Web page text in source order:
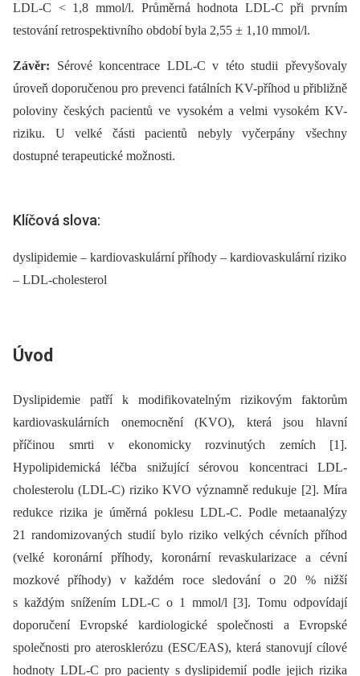
LDL-C < 1,8 mmol/l. Průměrná hodnota LDL-C při prvním
testování retrospektivního období byla 2,55 ± 1,10 mmol/l.
Závěr: Sérové koncentrace LDL-C v této studii převyšovaly
úroveň doporučenou pro prevenci fatálních KV-příhod u přibližně
poloviny českých pacientů ve vysokém a velmi vysokém KV-
riziku. U velké části pacientů nebyly vyčerpány všechny
dostupné terapeutické možnosti.
Klíčová slova:
dyslipidemie – kardiovaskulární příhody – kardiovaskulární riziko
– LDL-cholesterol
Úvod
Dyslipidemie patří k modifikovatelným rizikovým faktorům
kardiovaskulárních onemocnění (KVO), která jsou hlavní
příčinou smrti v ekonomicky rozvinutých zemích [1].
Hypolipidemická léčba snižující sérovou koncentraci LDL-
cholesterolu (LDL-C) riziko KVO významně redukuje [2]. Míra
redukce rizika je úměrná poklesu LDL-C. Podle metaanalýzy
21 randomizovaných studií bylo riziko velkých cévních příhod
(velké koronární příhody, koronární revaskularizace a cévní
mozkové příhody) v každém roce sledování o 20 % nižší
s každým snížením LDL-C o 1 mmol/l [3]. Tomu odpovídají
doporučení Evropské kardiologické společnosti a Evropské
společnosti pro aterosklerózu (ESC/EAS), která stanovují cílové
hodnoty LDL-C pro pacienty s dyslipid­emií podle jejich rizika